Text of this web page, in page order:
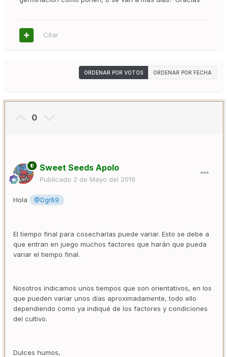
Citar
ORDENAR POR VOTOS ORDENAR POR FECHA
0
Sweet Seeds Apolo
Publicado 2 de Mayo del 2019
Hola @Dgr89
El tiempo final para cosecharlas puede variar. Esto se debe a
que entran en juego muchos factores que harán que pueda
variar el tiempo final.
Nosotros indicamos unos tiempos que son orientativos, en los
que pueden variar unos días aproximadamente, todo ello
dependiendo como ya indiqué de los factores y condiciones
del cultivo.
Dulces humos,